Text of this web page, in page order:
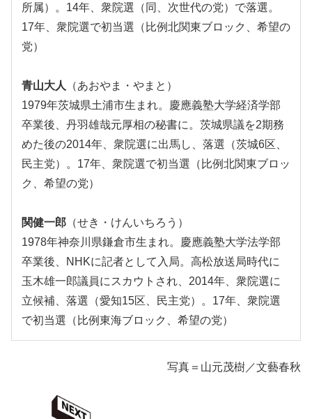
所属）。14年、衆院選（同、次世代の党）で落選。
17年、衆院選で初当選（比例北関東ブロック、希望の
党）
青山大人
（あおやま・やまと）
1979年茨城県土浦市生まれ。慶應義塾大学経済学部
卒業後、丹羽雄哉元厚相の秘書に。茨城県議を2期務
めた後の2014年、衆院選に出馬し、落選（茨城6区、
民主党）。17年、衆院選で初当選（比例北関東ブロッ
ク、希望の党）
関健一郎 （せき・けんいちろう）
1978年神奈川県鎌倉市生まれ。慶應義塾大学法学部
卒業後、NHKに記者として入局。高松放送局時代に
玉木雄一郎議員にスカウトされ、2014年、衆院選に
立候補、落選（愛知15区、民主党）。17年、衆院選
で初当選（比例東海ブロック、希望の党）
写真＝山元茂樹／文藝春秋